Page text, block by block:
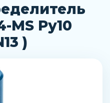
MS Ру10
)